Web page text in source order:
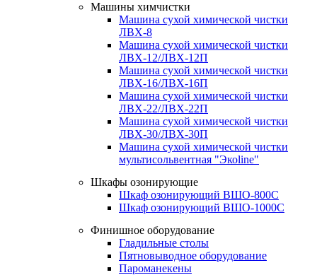
Машины химчистки
Машина сухой химической чистки
ЛВХ-8
Машина сухой химической чистки
ЛВХ-12/ЛВХ-12П
Машина сухой химической чистки
ЛВХ-16/ЛВХ-16П
Машина сухой химической чистки
ЛВХ-22/ЛВХ-22П
Машина сухой химической чистки
ЛВХ-30/ЛВХ-30П
Машина сухой химической чистки
мультисольвентная "Экоline"
Шкафы озонирующие
Шкаф озонирующий ВШО-800С
Шкаф озонирующий ВШО-1000С
Финишное оборудование
Гладильные столы
Пятновыводное оборудование
Пароманекены